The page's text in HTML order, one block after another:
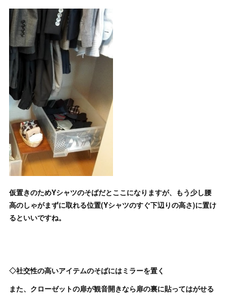
仮置きのためYシャツのそばだとここになりますが、もう少し腰
高のしゃがまずに取れる位置(Yシャツのすぐ下辺りの高さ)に置け
るといいですね。
◇社交性の高いアイテムのそばにはミラーを置く
また、クローゼットの扉が観音開きなら扉の裏に貼ってはがせる